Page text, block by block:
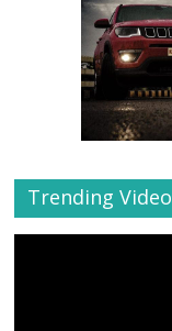
Trending Video